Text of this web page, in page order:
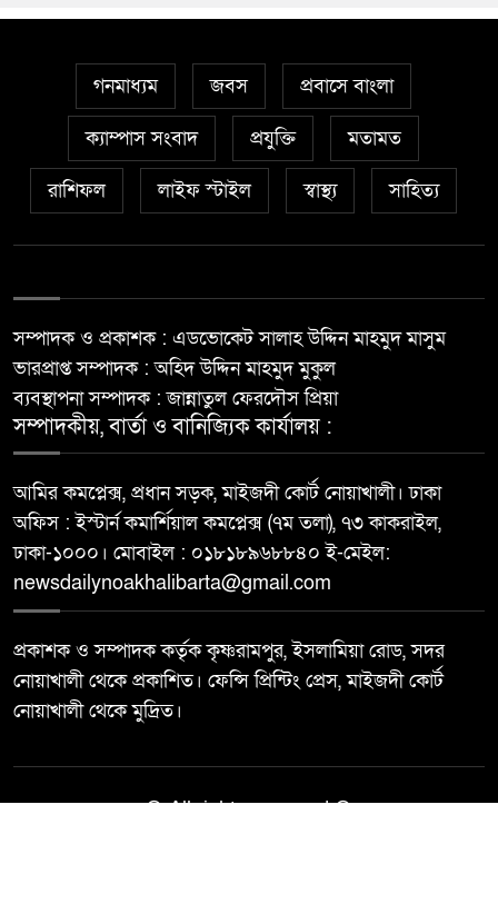
গনমাধ্যম জবস প্রবাসে বাংলা
ক্যাম্পাস সংবাদ প্রযুক্তি মতামত
রাশিফল লাইফ স্টাইল স্বাস্থ্য সাহিত্য
সম্পাদক ও প্রকাশক : এডভোকেট সালাহ উদ্দিন মাহমুদ মাসুম
ভারপ্রাপ্ত সম্পাদক : অহিদ উদ্দিন মাহমুদ মুকুল
ব্যবস্থাপনা সম্পাদক : জান্নাতুল ফেরদৌস প্রিয়া
সম্পাদকীয়, বার্তা ও বানিজ্যিক কার্যালয় :
আমির কমপ্লেক্স, প্রধান সড়ক, মাইজদী কোর্ট নোয়াখালী। ঢাকা
অফিস : ইস্টার্ন কমার্শিয়াল কমপ্লেক্স (৭ম তলা), ৭৩ কাকরাইল,
ঢাকা-১০০০। মোবাইল : ০১৮১৮৯৬৮৮৪০ ই-মেইল:
newsdailynoakhalibarta@gmail.com
প্রকাশক ও সম্পাদক কর্তৃক কৃষ্ণরামপুর, ইসলামিয়া রোড, সদর
নোয়াখালী থেকে প্রকাশিত। ফেন্সি প্রিন্টিং প্রেস, মাইজদী কোর্ট
নোয়াখালী থেকে মুদ্রিত।
© All rights reserved ©